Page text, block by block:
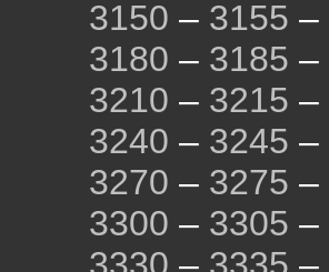
3150 – 3155 –
3180 – 3185 –
3210 – 3215 –
3240 – 3245 –
3270 – 3275 –
3300 – 3305 –